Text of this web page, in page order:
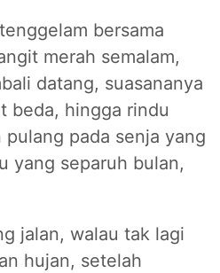
bersama
merah semalam,
datang, suasananya
beda, hingga rindu
pada senja yang
yang separuh bulan,
jalan, walau tak lagi
hujan, setelah